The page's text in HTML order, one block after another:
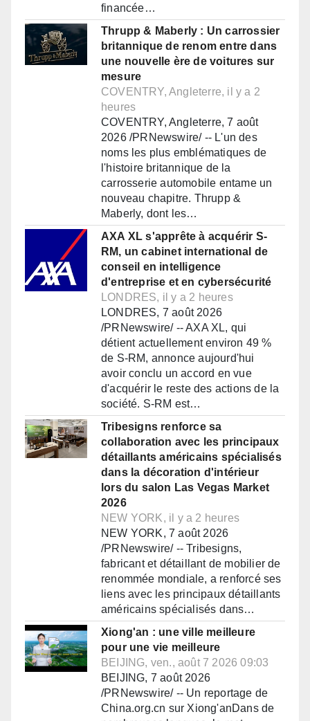
financée…
Thrupp & Maberly : Un carrossier
britannique de renom entre dans
une nouvelle ère de voitures sur
mesure
COVENTRY, Angleterre, il y a 2
heures
COVENTRY, Angleterre, 7 août
2026 /PRNewswire/ -- L'un des
noms les plus emblématiques de
l'histoire britannique de la
carrosserie automobile entame un
nouveau chapitre. Thrupp &
Maberly, dont les…
AXA XL s'apprête à acquérir S-
RM, un cabinet international de
conseil en intelligence
d'entreprise et en cybersécurité
LONDRES, il y a 2 heures
LONDRES, 7 août 2026
/PRNewswire/ -- AXA XL, qui
détient actuellement environ 49 %
de S-RM, annonce aujourd'hui
avoir conclu un accord en vue
d'acquérir le reste des actions de la
société. S-RM est…
Tribesigns renforce sa
collaboration avec les principaux
détaillants américains spécialisés
dans la décoration d'intérieur
lors du salon Las Vegas Market
2026
NEW YORK, il y a 2 heures
NEW YORK, 7 août 2026
/PRNewswire/ -- Tribesigns,
fabricant et détaillant de mobilier de
renommée mondiale, a renforcé ses
liens avec les principaux détaillants
américains spécialisés dans…
Xiong'an : une ville meilleure
pour une vie meilleure
BEIJING, ven., août 7 2026 09:03
BEIJING, 7 août 2026
/PRNewswire/ -- Un reportage de
China.org.cn sur Xiong'anDans de